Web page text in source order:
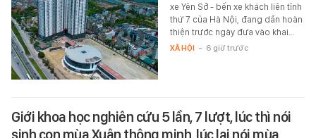
xe Yên Sở - bến xe khách liên tỉnh
thứ 7 của Hà Nội, đang dần hoàn
thiện trước ngày đưa vào khai…
XÃ HỘI - 6 giờ trước
Giới khoa học nghiên cứu 5 lần, 7 lượt, lúc thì nói
sinh con mùa Xuân thông minh, lúc lại nói mùa